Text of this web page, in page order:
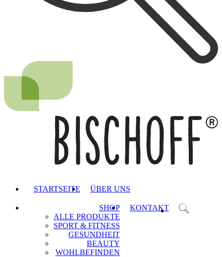
STARTSEITE ÜBER UNS
SHOP
ALLE PRODUKTE
SPORT & FITNESS
GESUNDHEIT
BEAUTY
WOHLBEFINDEN
KONTAKT